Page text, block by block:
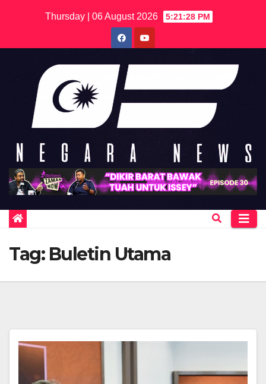
Thursday | 06 August 2026 5:21:28 PM
Tag: Buletin Utama